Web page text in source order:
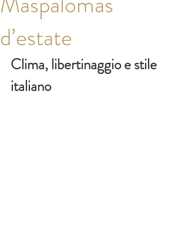
d’estate
Clima, libertinaggio e stile
italiano